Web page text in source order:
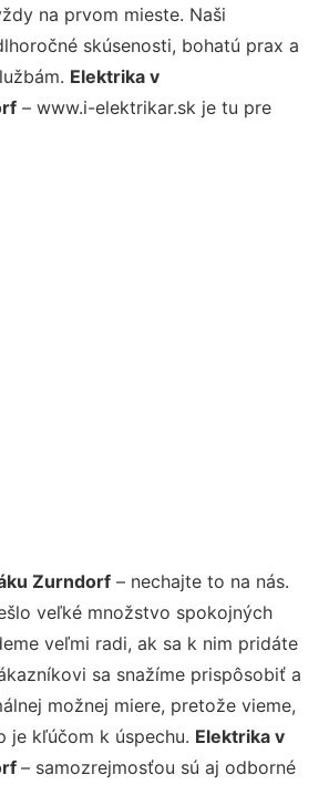
na prvom mieste. Naši
skúsenosti, bohatú prax a
Elektrika v
– www.i-elektrikar.sk je tu pre
Zurndorf – nechajte to na nás.
veľké množstvo spokojných
veľmi radi, ak sa k nim pridáte
sa snažíme prispôsobiť a
možnej miere, pretože vieme,
je kľúčom k úspechu. Elektrika v
– samozrejmosťou sú aj odborné